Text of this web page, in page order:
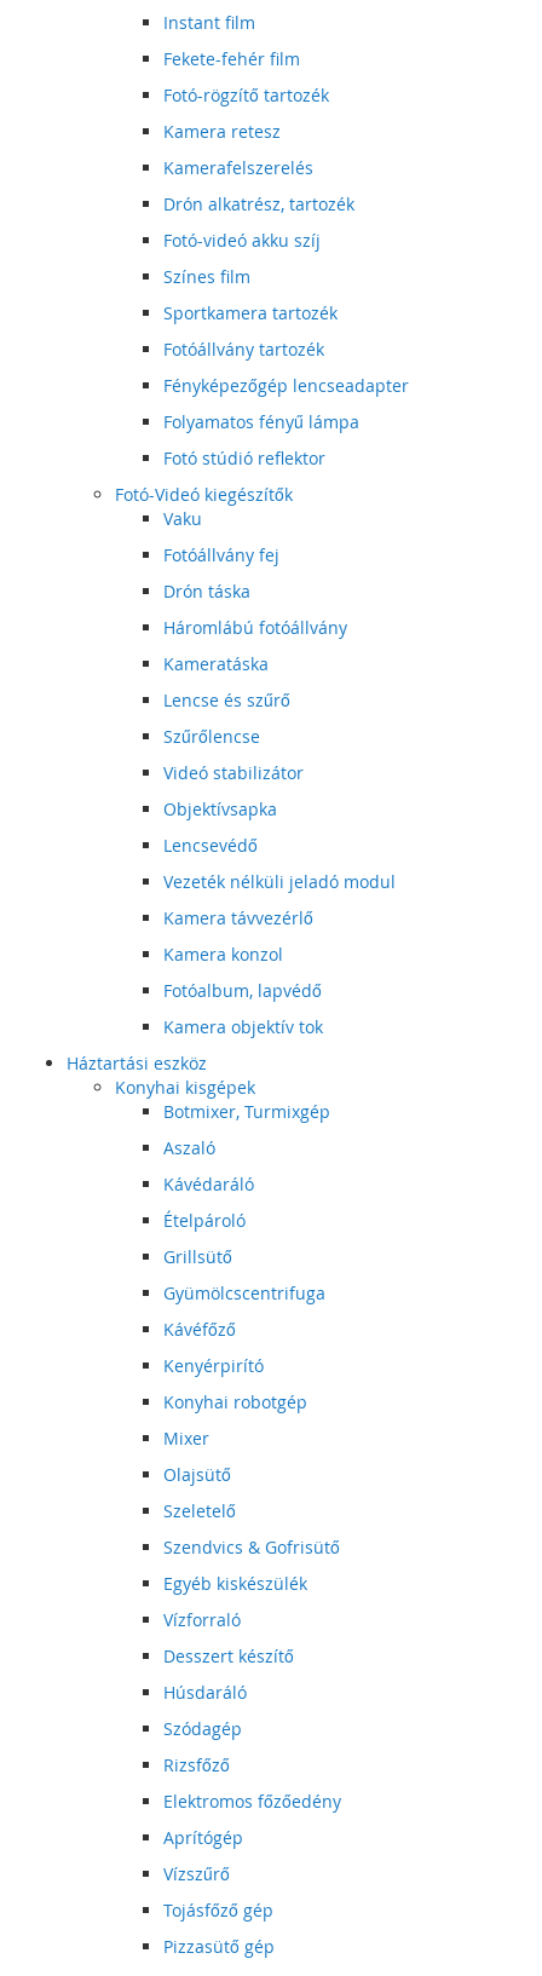
Instant film
Fekete-fehér film
Fotó-rögzítő tartozék
Kamera retesz
Kamerafelszerelés
Drón alkatrész, tartozék
Fotó-videó akku szíj
Színes film
Sportkamera tartozék
Fotóállvány tartozék
Fényképezőgép lencseadapter
Folyamatos fényű lámpa
Fotó stúdió reflektor
Fotó-Videó kiegészítők
Vaku
Fotóállvány fej
Drón táska
Háromlábú fotóállvány
Kameratáska
Lencse és szűrő
Szűrőlencse
Videó stabilizátor
Objektívsapka
Lencsevédő
Vezeték nélküli jeladó modul
Kamera távvezérlő
Kamera konzol
Fotóalbum, lapvédő
Kamera objektív tok
Háztartási eszköz
Konyhai kisgépek
Botmixer, Turmixgép
Aszaló
Kávédaráló
Ételpároló
Grillsütő
Gyümölcscentrifuga
Kávéfőző
Kenyérpirító
Konyhai robotgép
Mixer
Olajsütő
Szeletelő
Szendvics & Gofrisütő
Egyéb kiskészülék
Vízforraló
Desszert készítő
Húsdaráló
Szódagép
Rizsfőző
Elektromos főzőedény
Aprítógép
Vízszűrő
Tojásfőző gép
Pizzasütő gép